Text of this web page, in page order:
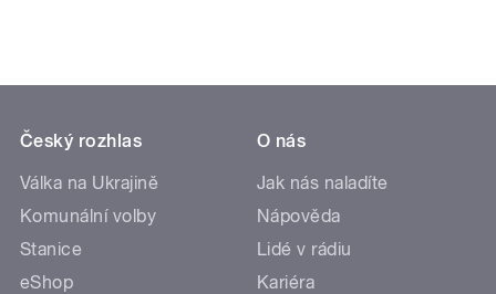
Český rozhlas
Válka na Ukrajině
Komunální volby
Stanice
eShop
O nás
Jak nás naladíte
Nápověda
Lidé v rádiu
Kariéra